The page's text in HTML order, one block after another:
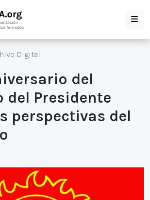
Digital
del
del Presidente
perspectivas del